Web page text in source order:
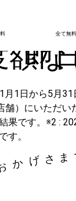
全て無
額な
即
月1日から5月31
舗）にいただい
果です。※2 :
す。
か げ さ ま